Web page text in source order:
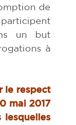
de
un but
à
le respect
mai 2017